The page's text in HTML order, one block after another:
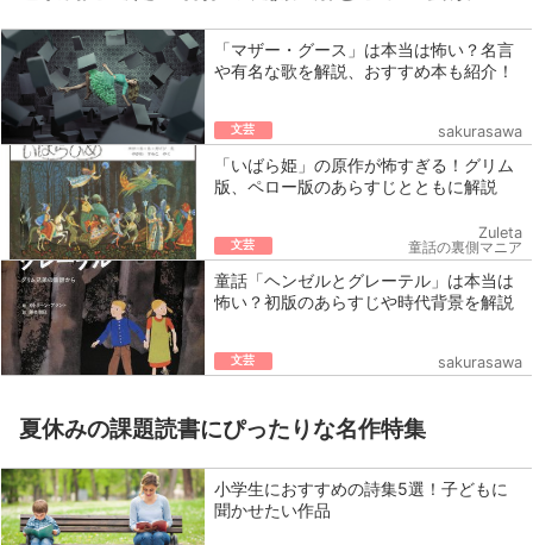
「マザー・グース」は本当は怖い？名言
や有名な歌を解説、おすすめ本も紹介！
文芸 sakurasawa
「いばら姫」の原作が怖すぎる！グリム
版、ペロー版のあらすじとともに解説
文芸
Zuleta
童話の裏側マニア
童話「ヘンゼルとグレーテル」は本当は
怖い？初版のあらすじや時代背景を解説
文芸 sakurasawa
夏休みの課題読書にぴったりな名作特集
小学生におすすめの詩集5選！子どもに
聞かせたい作品